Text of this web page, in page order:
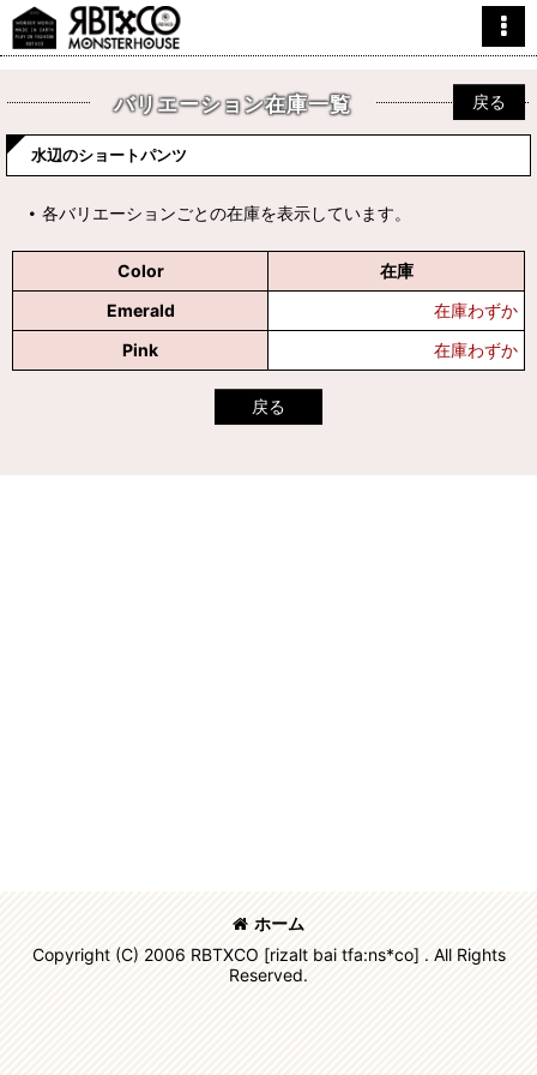
バリエーション在庫一覧 戻る
水辺のショートパンツ
各バリエーションごとの在庫を表示しています。
Color
在庫
Emerald
在庫わずか
Pink
在庫わずか
戻る
ホーム
Copyright (C) 2006 RBTXCO [rizalt bai tfa:ns*co] . All Rights
Reserved.